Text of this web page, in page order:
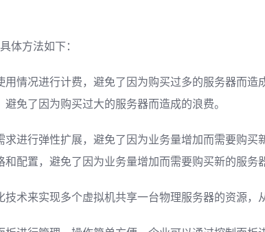
体方法如下：
情况进行计费，避免了因为购买过多的服务器而造
免了因为购买过大的服务器而造成的浪费。
进行弹性扩展，避免了因为业务量增加而需要购买
配置，避免了因为业务量增加而需要购买新的服务
术来实现多个虚拟机共享一台物理服务器的资源，